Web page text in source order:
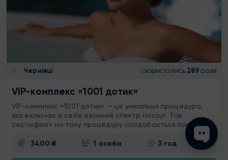
Чернівці скористались 289 разів
VIP-комплекс «1001 дотик»
VIP-комплекс «1001 дотик» — це унікальна процедура,
яка включає в себе великий спектр послуг. Тож
сертифікат на таку процедуру сподобається кожному!
3400 ₴ 1 особа 3 год